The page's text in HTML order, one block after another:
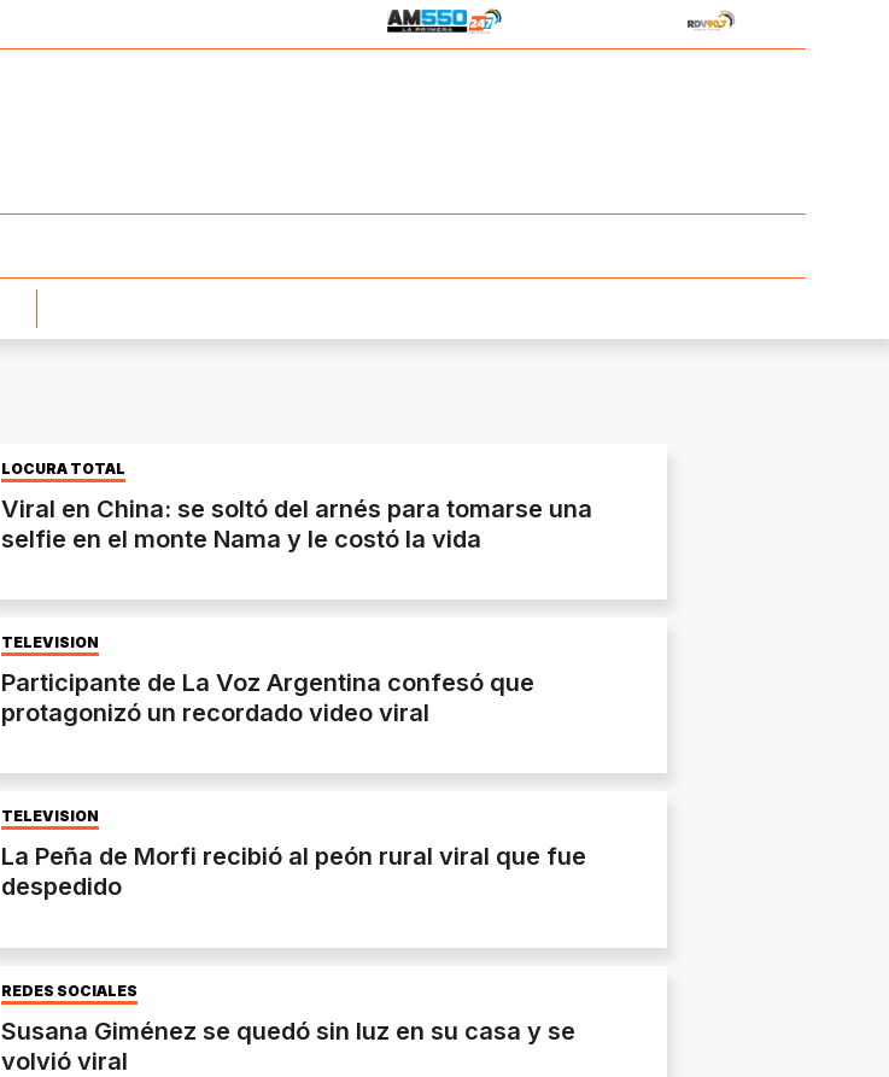
LOCURA TOTAL
Viral en China: se soltó del arnés para tomarse una
selfie en el monte Nama y le costó la vida
TELEVISIÓN
Participante de La Voz Argentina confesó que
protagonizó un recordado video viral
TELEVISIÓN
La Peña de Morfi recibió al peón rural viral que fue
despedido
REDES SOCIALES
Susana Giménez se quedó sin luz en su casa y se
volvió viral